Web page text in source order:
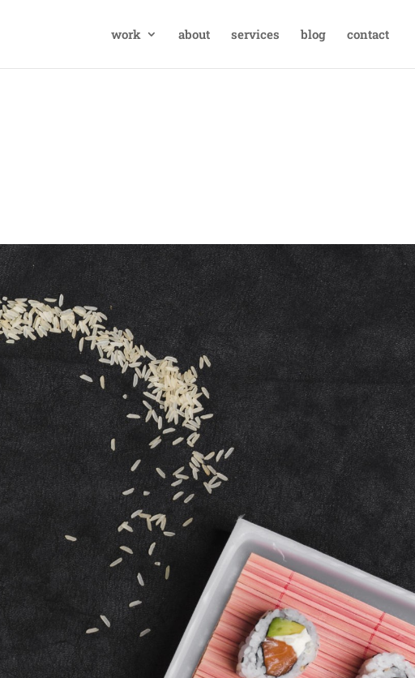
work about services blog contact